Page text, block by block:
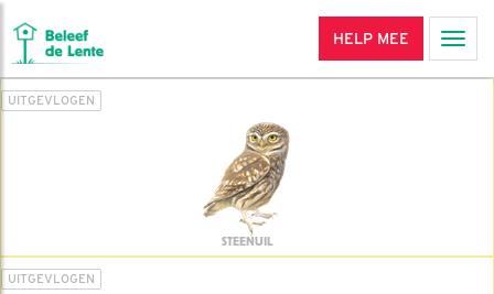
HELP MEE
UITGEVLOGEN
STEENUIL
UITGEVLOGEN